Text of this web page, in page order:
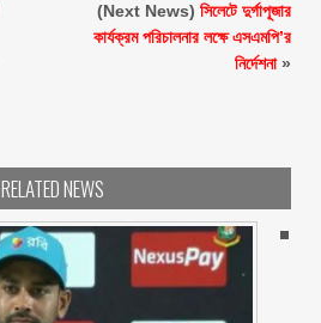
(Next News) সিলেটে দুর্গাপূজার
কার্যক্রম পরিচালনার লক্ষে এসএমপি’র
নির্দেশনা»
RELATED NEWS